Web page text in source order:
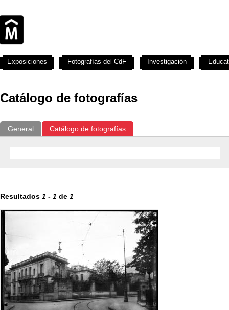
Catálogo de fotografías
General Catálogo de fotografías
Resultados 1 - 1 de 1
Exposiciones Fotografías del CdF Investigación